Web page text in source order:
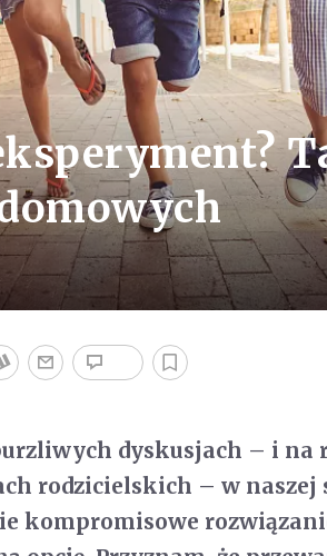
dyskusjach – i na
rodzicielskich – w naszej
kompromisowe